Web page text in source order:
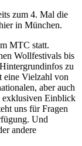
zum 4. Mal die
in München.
MTC statt.
Wollfestivals bis
zu
eine Vielzahl von
aber auch
exklusiven Einblick
uns für Fragen
Und
andere